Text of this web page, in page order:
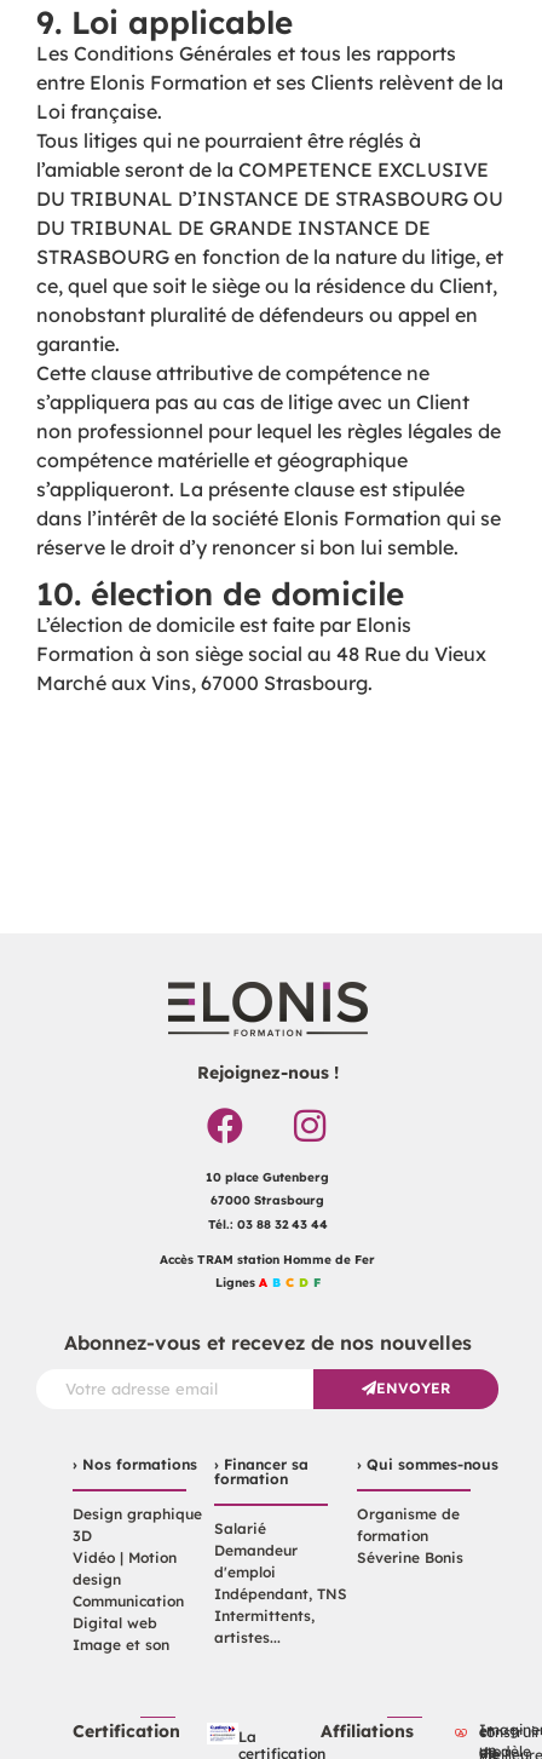
9. Loi applicable
Les Conditions Générales et tous les rapports
entre Elonis Formation et ses Clients relèvent de la
Loi française.
Tous litiges qui ne pourraient être réglés à
l’amiable seront de la COMPETENCE EXCLUSIVE
DU TRIBUNAL D’INSTANCE DE STRASBOURG OU
DU TRIBUNAL DE GRANDE INSTANCE DE
STRASBOURG en fonction de la nature du litige, et
ce, quel que soit le siège ou la résidence du Client,
nonobstant pluralité de défendeurs ou appel en
garantie.
Cette clause attributive de compétence ne
s’appliquera pas au cas de litige avec un Client
non professionnel pour lequel les règles légales de
compétence matérielle et géographique
s’appliqueront. La présente clause est stipulée
dans l’intérêt de la société Elonis Formation qui se
réserve le droit d’y renoncer si bon lui semble.
10. élection de domicile
L’élection de domicile est faite par Elonis
Formation à son siège social au 48 Rue du Vieux
Marché aux Vins, 67000 Strasbourg.
Rejoignez-nous !
10 place Gutenberg
67000 Strasbourg
Tél.: 03 88 32 43 44
Accès TRAM station Homme de Fer
Lignes A B C D F
Abonnez-vous et recevez de nos nouvelles
ENVOYER
› Nos formations
Design graphique
3D
Vidéo | Motion
design
Communication
Digital web
Image et son
› Financer sa
formation
Salarié
Demandeur
d'emploi
Indépendant, TNS
Intermittents,
artistes...
› Qui sommes-nous
Organisme de
formation
Séverine Bonis
Certification
La
certification
Affiliations
Imaginer et
un modèle de vie